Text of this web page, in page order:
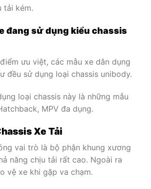
tải kém.
đang sử dụng kiểu chassis
ưu việt, các mẫu xe dân dụng
đều sử dụng loại chassis unibody.
loại chassis này là những mẫu
MPV đa dụng.
Xe Tải
vai trò là bộ phận khung xương
năng chịu tải rất cao. Ngoài ra
vệ xe khi gặp va chạm.